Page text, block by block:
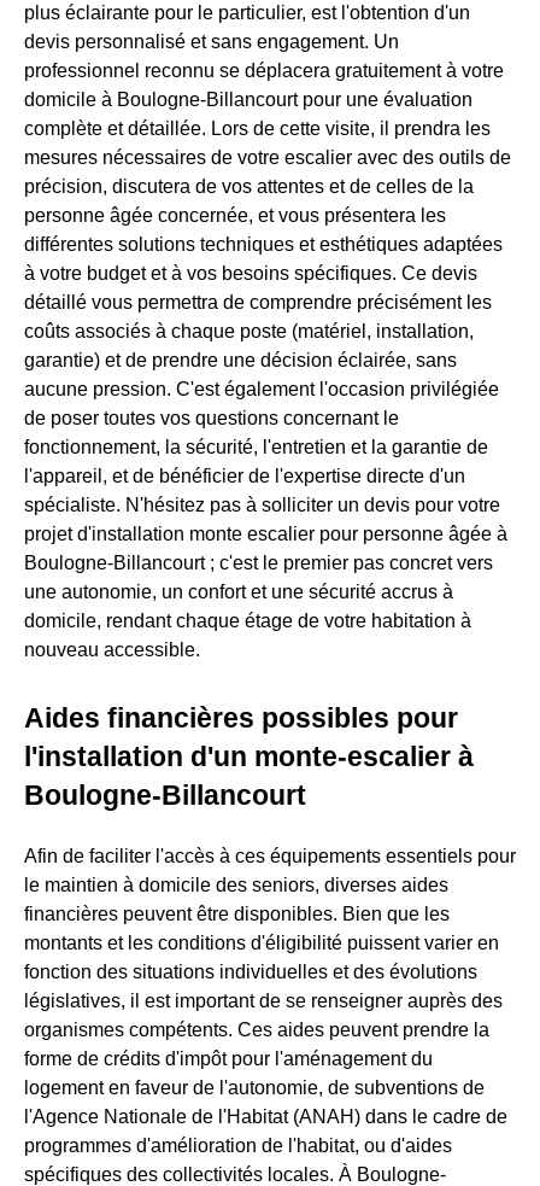
plus éclairante pour le particulier, est l'obtention d'un
devis personnalisé et sans engagement. Un
professionnel reconnu se déplacera gratuitement à votre
domicile à Boulogne-Billancourt pour une évaluation
complète et détaillée. Lors de cette visite, il prendra les
mesures nécessaires de votre escalier avec des outils de
précision, discutera de vos attentes et de celles de la
personne âgée concernée, et vous présentera les
différentes solutions techniques et esthétiques adaptées
à votre budget et à vos besoins spécifiques. Ce devis
détaillé vous permettra de comprendre précisément les
coûts associés à chaque poste (matériel, installation,
garantie) et de prendre une décision éclairée, sans
aucune pression. C'est également l'occasion privilégiée
de poser toutes vos questions concernant le
fonctionnement, la sécurité, l'entretien et la garantie de
l'appareil, et de bénéficier de l'expertise directe d'un
spécialiste. N'hésitez pas à solliciter un devis pour votre
projet d'installation monte escalier pour personne âgée à
Boulogne-Billancourt ; c'est le premier pas concret vers
une autonomie, un confort et une sécurité accrus à
domicile, rendant chaque étage de votre habitation à
nouveau accessible.
Aides financières possibles pour
l'installation d'un monte-escalier à
Boulogne-Billancourt
Afin de faciliter l'accès à ces équipements essentiels pour
le maintien à domicile des seniors, diverses aides
financières peuvent être disponibles. Bien que les
montants et les conditions d'éligibilité puissent varier en
fonction des situations individuelles et des évolutions
législatives, il est important de se renseigner auprès des
organismes compétents. Ces aides peuvent prendre la
forme de crédits d'impôt pour l'aménagement du
logement en faveur de l'autonomie, de subventions de
l'Agence Nationale de l'Habitat (ANAH) dans le cadre de
programmes d'amélioration de l'habitat, ou d'aides
spécifiques des collectivités locales. À Boulogne-